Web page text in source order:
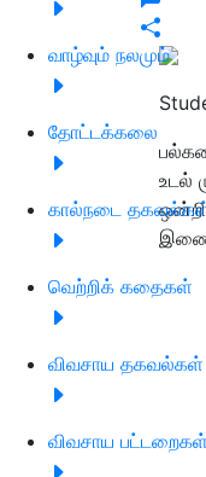
வாழ்வும் நலமும்
தோட்டக்கலை
கால்நடை
வெற்றிக் கதைகள்
விவசாய தகவல்கள்
விவசாய பட்டறைகள்
உடல்